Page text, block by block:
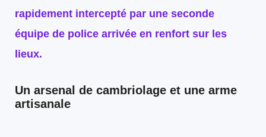
rapidement intercepté par une seconde
équipe de police arrivée en renfort sur les
lieux.
Un arsenal de cambriolage et une arme
artisanale